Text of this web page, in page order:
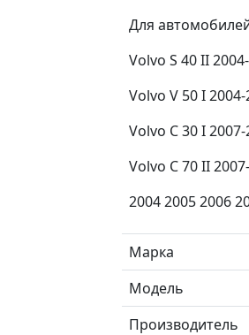
Для
Volvo S 40 II
Volvo V 50 I
Volvo C 30 I
Volvo C 70 II
2004 2005 2006
Марка
Модель
Производитель